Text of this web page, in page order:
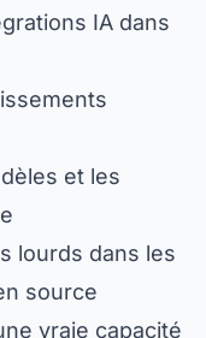
IA dans
et les
lourds dans les
source
vraie capacité